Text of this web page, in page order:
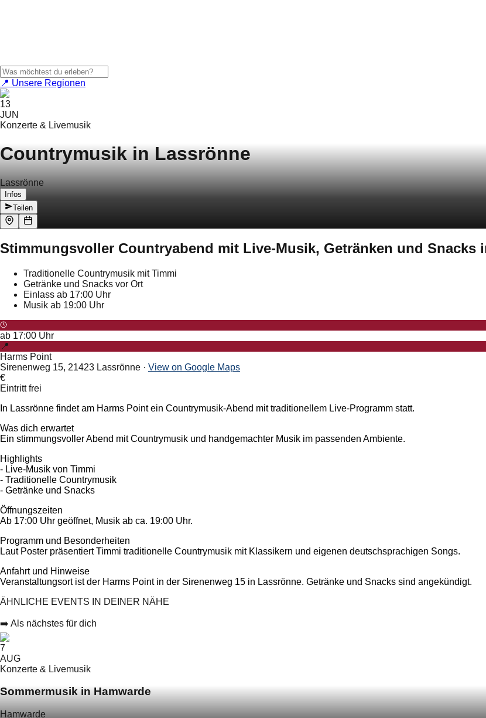
📍 Unsere Regionen
13
JUN
Konzerte & Livemusik
Countrymusik in Lassrönne
Lassrönne
Infos
Teilen
Stimmungsvoller Countryabend mit Live-Musik, Getränken und Snacks
Traditionelle Countrymusik mit Timmi
Getränke und Snacks vor Ort
Einlass ab 17:00 Uhr
Musik ab 19:00 Uhr
ab 17:00 Uhr
📍
Harms Point
Sirenenweg 15, 21423 Lassrönne · View on Google Maps
€
Eintritt frei
In Lassrönne findet am Harms Point ein Countrymusik-Abend mit traditionellem Live-Programm statt.
Was dich erwartet
Ein stimmungsvoller Abend mit Countrymusik und handgemachter Musik im passenden Ambiente.
Highlights
- Live-Musik von Timmi
- Traditionelle Countrymusik
- Getränke und Snacks
Öffnungszeiten
Ab 17:00 Uhr geöffnet, Musik ab ca. 19:00 Uhr.
Programm und Besonderheiten
Laut Poster präsentiert Timmi traditionelle Countrymusik mit Klassikern und eigenen deutschsprachigen Songs.
Anfahrt und Hinweise
Veranstaltungsort ist der Harms Point in der Sirenenweg 15 in Lassrönne. Getränke und Snacks sind angekündigt.
ÄHNLICHE EVENTS IN DEINER NÄHE
➡️ Als nächstes für dich
7
AUG
Konzerte & Livemusik
Sommermusik in Hamwarde
Hamwarde